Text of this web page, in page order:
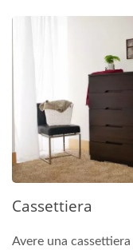
Cassettiera
Avere una